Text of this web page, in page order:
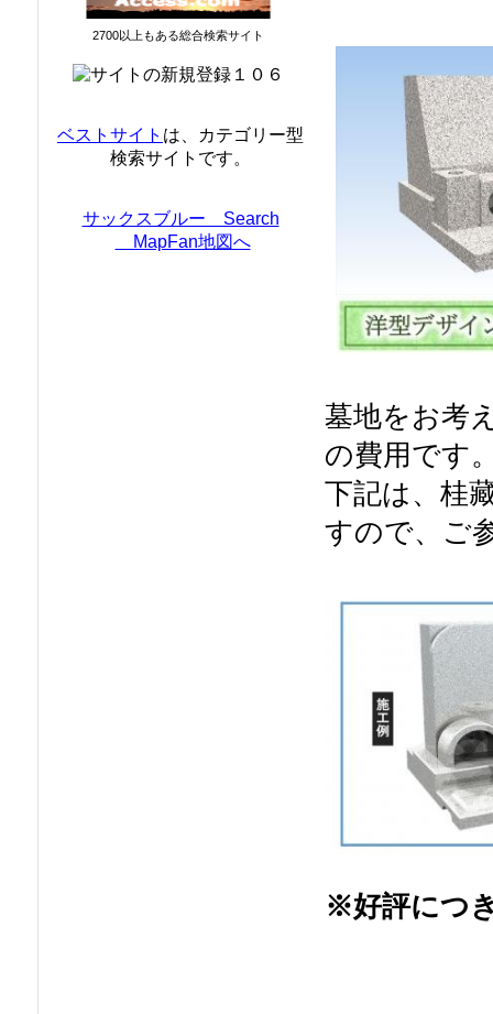
墓地をお考
の費用です
下記は、桂
すので、ご
※好評につ
2700以上もある総合検索サイト
ベストサイト は、カテゴリー型
検索サイトです。
サックスブルー Search
MapFan地図へ